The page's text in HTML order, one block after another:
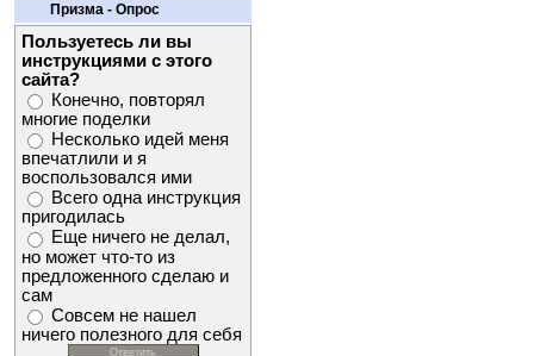
Призма - Опрос
Пользуетесь ли вы
инструкциями с этого
сайта?
Конечно, повторял
многие поделки
Несколько идей меня
впечатлили и я
воспользовался ими
Всего одна инструкция
пригодилась
Еще ничего не делал,
но может что-то из
предложенного сделаю и
сам
Совсем не нашел
ничего полезного для себя